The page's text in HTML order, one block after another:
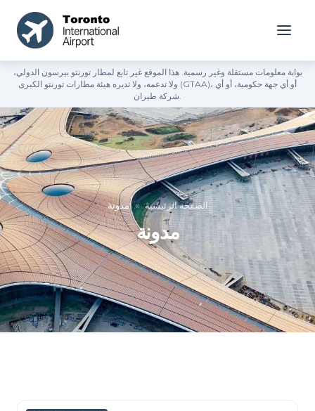
بوابة معلومات مستقلة وغير رسمية. هذا الموقع غير تابع لمطار تورنتو بيرسون الدولي،
ولا تدعمه، ولا تديره هيئة مطارات تورنتو الكبرى (GTAA)، أو أي جهة حكومية، أو أي
شركة طيران.
الصفحة الرئيسية » مدونة
مدونة